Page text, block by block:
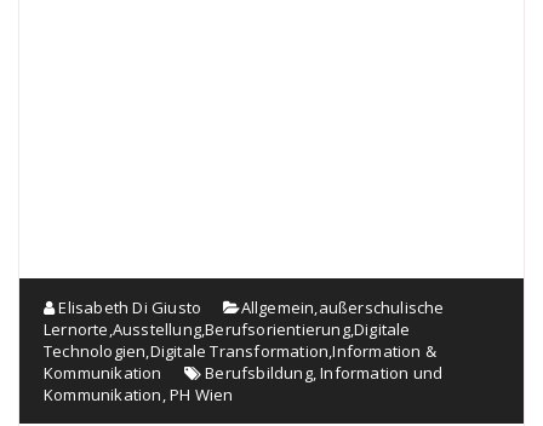
Elisabeth Di Giusto Allgemein,außerschulische
Lernorte,Ausstellung,Berufsorientierung,Digitale
Technologien,Digitale Transformation,Information &
Kommunikation
Berufsbildung,Information und
Kommunikation,PH Wien